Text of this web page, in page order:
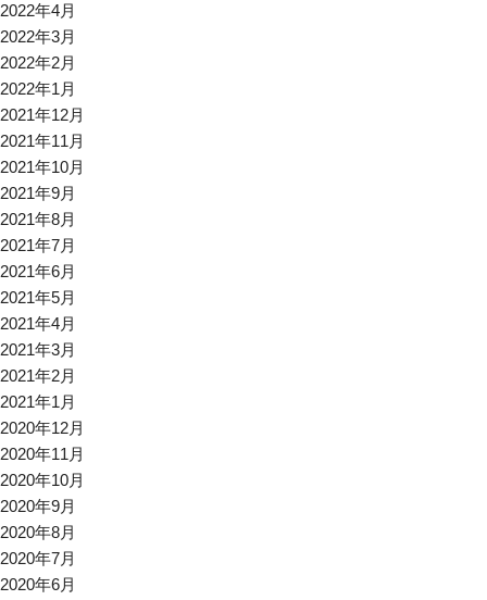
2022年4月
2022年3月
2022年2月
2022年1月
2021年12月
2021年11月
2021年10月
2021年9月
2021年8月
2021年7月
2021年6月
2021年5月
2021年4月
2021年3月
2021年2月
2021年1月
2020年12月
2020年11月
2020年10月
2020年9月
2020年8月
2020年7月
2020年6月